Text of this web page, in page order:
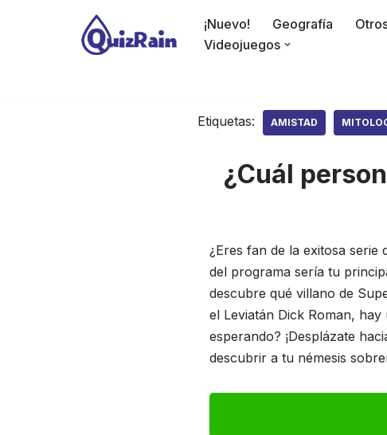
¡Nuevo! Geografía
Videojuegos
Etiquetas: AMISTAD
¿Cuál
¿Eres fan de la exitosa serie
del programa sería tu
descubre qué villano de
el Leviatán Dick Roman,
esperando? ¡Desplázate
descubrir a tu némesis